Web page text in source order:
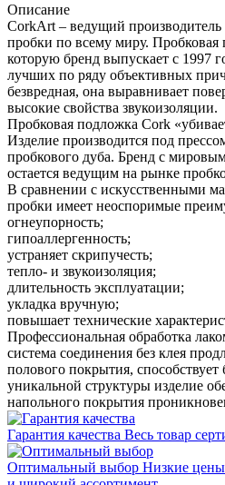
Описание
CorkArt – ведущий производитель
пробки по всему миру. Пробковая
которую бренд выпускает с 1997
лучших по ряду объективных
безвредная, она выравнивает
высокие свойства звукоизоляции.
Пробковая подложка Cork
Изделие производится под
пробкового дуба. Бренд с
остается ведущим на рынке
В сравнении с искусственными
пробки имеет неоспоримые
огнеупорность;
гипоаллергенность;
устраняет скрипучесть;
тепло- и звукоизоляция;
длительность эксплуатации;
укладка вручную;
повышает технические
Профессиональная обработка
система соединения без клея
полового покрытия,
уникальной структуры изделие
напольного покрытия
Гарантия качества Весь товар
Оптимальный выбор Низкие цены